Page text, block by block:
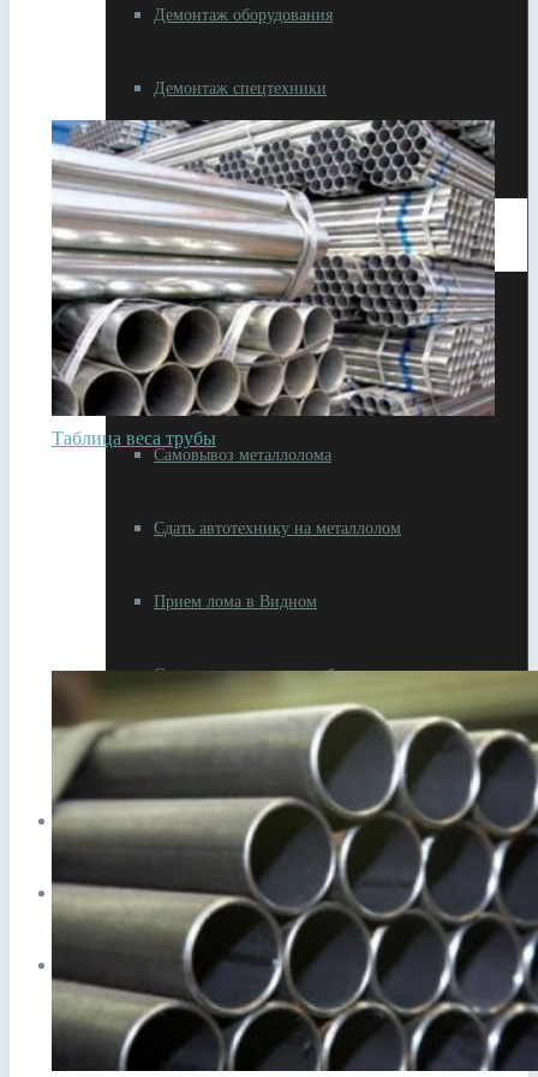
Демонтаж оборудования
Демонтаж спецтехники
Демонтаж строений
Разное
Резка металлолома
Вывоз металлолома
Самовывоз металлолома
Сдать автотехнику на металлолом
Прием лома в Видном
Сдать аккумулятор ноутбука
Сдать аккумулятор телефона
ЦЕНЫ
СПРАВОЧНИК
ПУНКТЫ ПРИЕМА
Таблица веса трубы